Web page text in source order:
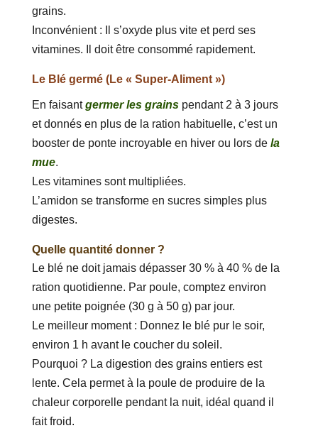
grains.
Inconvénient : Il s’oxyde plus vite et perd ses
vitamines. Il doit être consommé rapidement.
Le Blé germé (Le « Super-Aliment »)
En faisantgermer les grainspendant 2 à 3 jours
et donnés en plus de la ration habituelle, c’est un
booster de ponte incroyable en hiver ou lors de la
mue.
Les vitamines sont multipliées.
L’amidon se transforme en sucres simples plus
digestes.
Quelle quantité donner ?
Le blé ne doit jamais dépasser 30 % à 40 % de la
ration quotidienne. Par poule, comptez environ
une petite poignée (30 g à 50 g) par jour.
Le meilleur moment : Donnez le blé pur le soir,
environ 1 h avant le coucher du soleil.
Pourquoi ? La digestion des grains entiers est
lente. Cela permet à la poule de produire de la
chaleur corporelle pendant la nuit, idéal quand il
fait froid.